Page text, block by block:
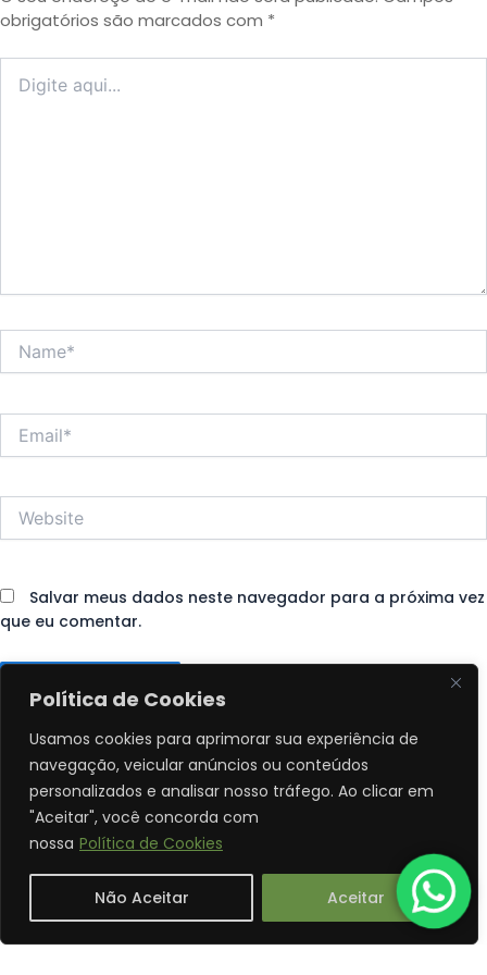
Política de Cookies
Usamos cookies para aprimorar sua experiência de
navegação, veicular anúncios ou conteúdos
personalizados e analisar nosso tráfego. Ao clicar em
"Aceitar", você concorda com
nossa Política de Cookies
Não Aceitar Aceitar
obrigatórios são marcados com *
aqui...
Name*
Salvar meus dados neste navegador para a próxima vez
que eu comentar.